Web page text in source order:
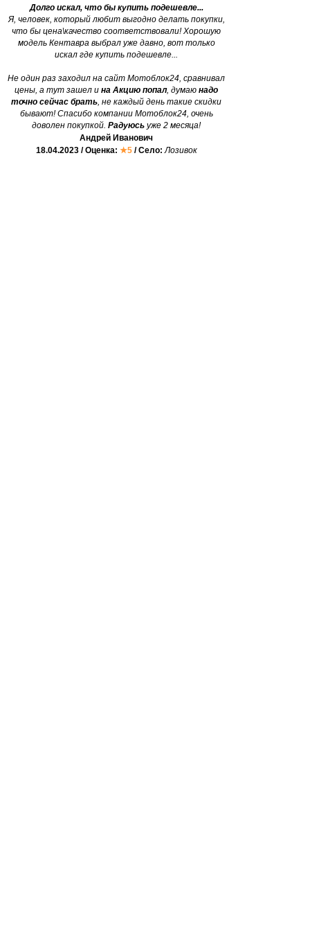
Долго искал, что бы купить подешевле...
Я, человек, который любит выгодно делать покупки,
что бы цена\качество соответствовали! Хорошую
модель Кентавра выбрал уже давно, вот только
искал где купить подешевле...
Не один раз заходил на сайт Мотоблок24, сравнивал
цены, а тут зашел и на Акцию попал, думаю надо
точно сейчас брать, не каждый день такие скидки
бывают! Спасибо компании Мотоблок24, очень
доволен покупкой. Радуюсь уже 2 месяца!
Андрей Иванович
18.04.2023 / Оценка: ★5 / Село: Лозивок